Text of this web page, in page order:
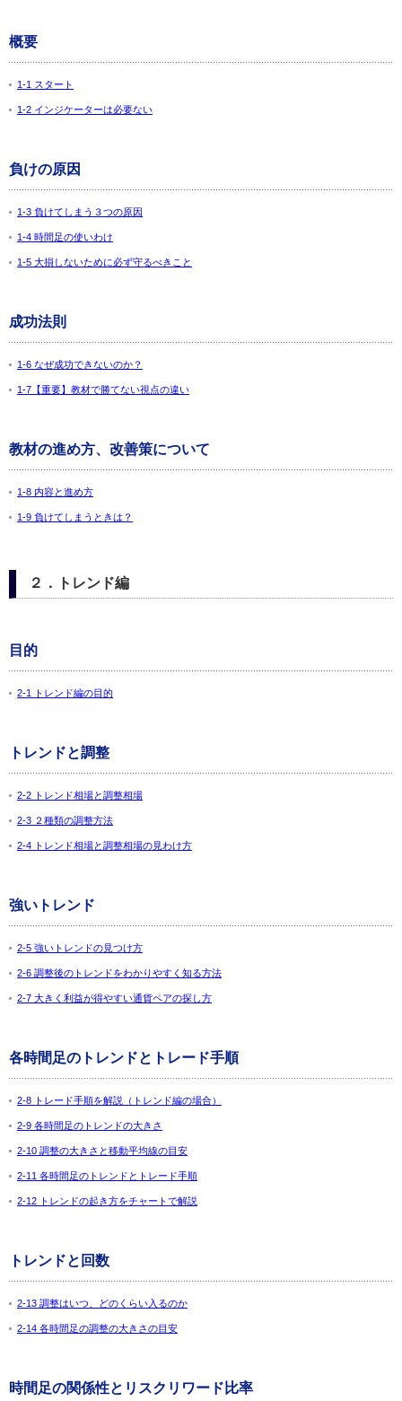
概要
1-1 スタート
1-2 インジケーターは必要ない
負けの原因
1-3 負けてしまう３つの原因
1-4 時間足の使いわけ
1-5 大損しないために必ず守るべきこと
成功法則
1-6 なぜ成功できないのか？
1-7【重要】教材で勝てない視点の違い
教材の進め方、改善策について
1-8 内容と進め方
1-9 負けてしまうときは？
２．トレンド編
目的
2-1 トレンド編の目的
トレンドと調整
2-2 トレンド相場と調整相場
2-3 ２種類の調整方法
2-4 トレンド相場と調整相場の見わけ方
強いトレンド
2-5 強いトレンドの見つけ方
2-6 調整後のトレンドをわかりやすく知る方法
2-7 大きく利益が得やすい通貨ペアの探し方
各時間足のトレンドとトレード手順
2-8 トレード手順を解説（トレンド編の場合）
2-9 各時間足のトレンドの大きさ
2-10 調整の大きさと移動平均線の目安
2-11 各時間足のトレンドとトレード手順
2-12 トレンドの起き方をチャートで解説
トレンドと回数
2-13 調整はいつ、どのくらい入るのか
2-14 各時間足の調整の大きさの目安
時間足の関係性とリスクリワード比率